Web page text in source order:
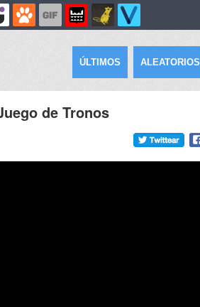
ÚLTIMOS ALEATORIOS
de Tronos